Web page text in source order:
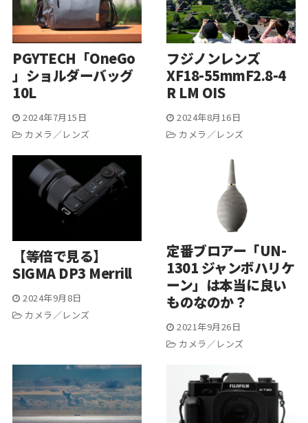
PGYTECH「OneGo
」ショルダーバッグ
10L
2024年7月15日
カメラ／レンズ
フジノンレンズ
XF18-55mmF2.8-4
R LM OIS
2024年8月16日
カメラ／レンズ
【等倍で見る】
SIGMA DP3 Merrill
2024年9月8日
カメラ／レンズ
定番ブロアー「UN-
1301 ジャンボハリケ
ーン」は本当に良い
ものなのか？
2021年9月26日
カメラ／レンズ